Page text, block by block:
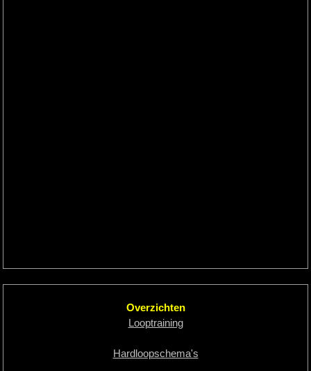
Overzichten
Looptraining
Hardloopschema's